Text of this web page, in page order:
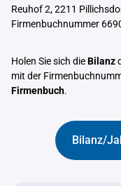
Reuhof 2, 2211
Firmenbuchnummer
Holen Sie sich dieBilanz
mit der
Firmenbuch.
Bilanz/